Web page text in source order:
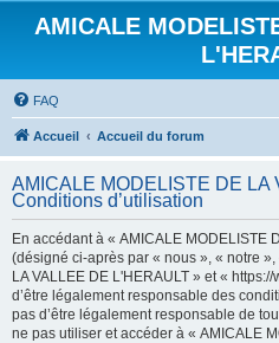
AMICALE
FAQ
Accueil Accueil du forum
AMICALE MODELISTE DE LA
Conditions d’utilisation
En accédant à « AMICALE MODELISTE
(désigné ci-après par « nous », « notre
LA VALLEE DE L'HERAULT » et «
d’être légalement responsable des
pas d’être légalement responsable de
ne pas utiliser et accéder à « AMICALE